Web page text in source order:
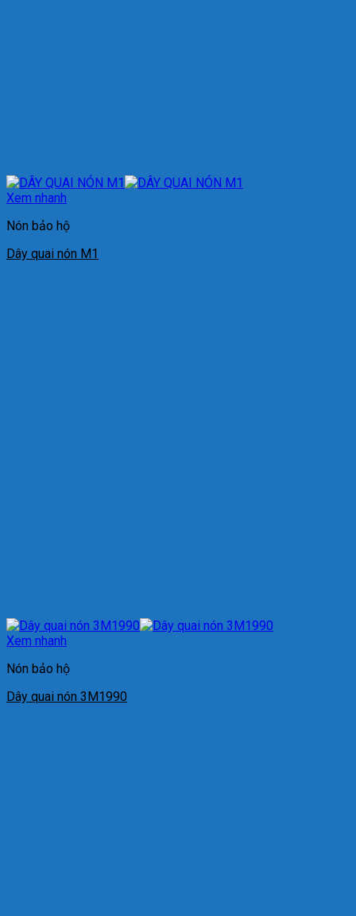
Xem nhanh
Nón bảo hộ
Dây quai nón M1
Xem nhanh
Nón bảo hộ
Dây quai nón 3M1990